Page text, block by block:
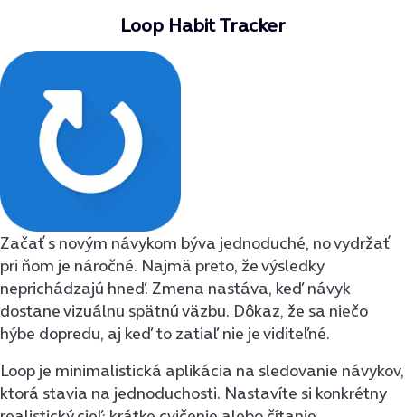
Loop Habit Tracker
Začať s novým návykom býva jednoduché, no vydržať
pri ňom je náročné. Najmä preto, že výsledky
neprichádzajú hneď. Zmena nastáva, keď návyk
dostane vizuálnu spätnú väzbu. Dôkaz, že sa niečo
hýbe dopredu, aj keď to zatiaľ nie je viditeľné.
Loop je minimalistická aplikácia na sledovanie návykov,
ktorá stavia na jednoduchosti. Nastavíte si konkrétny